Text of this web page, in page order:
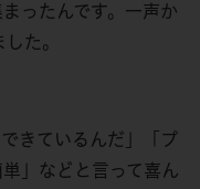
ったんです。一声か
た。
きているんだ」「プ
」などと言って喜ん